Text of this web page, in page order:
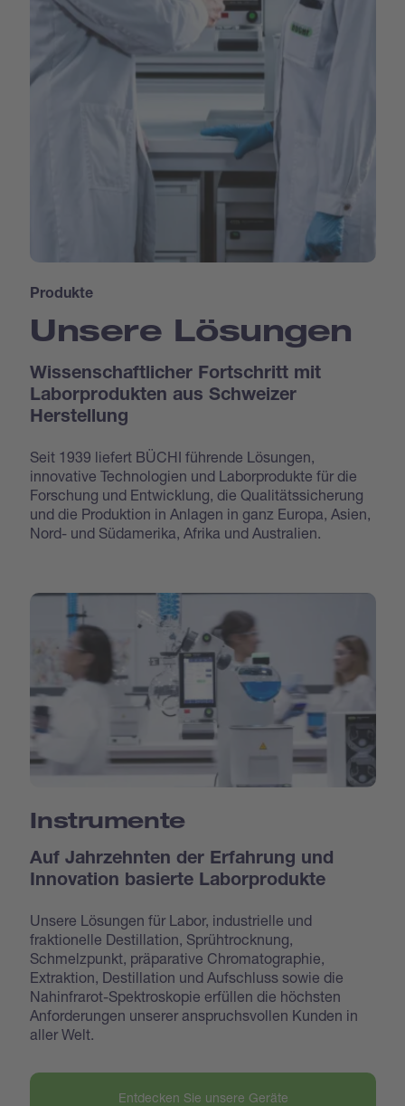
Produkte
Unsere Lösungen
Wissenschaftlicher Fortschritt mit
Laborprodukten aus Schweizer
Herstellung
Seit 1939 liefert BÜCHI führende Lösungen,
innovative Technologien und Laborprodukte für die
Forschung und Entwicklung, die Qualitätssicherung
und die Produktion in Anlagen in ganz Europa, Asien,
Nord- und Südamerika, Afrika und Australien.
Instrumente
Auf Jahrzehnten der Erfahrung und
Innovation basierte Laborprodukte
Unsere Lösungen für Labor, industrielle und
fraktionelle Destillation, Sprühtrocknung,
Schmelzpunkt, präparative Chromatographie,
Extraktion, Destillation und Aufschluss sowie die
Nahinfrarot-Spektroskopie erfüllen die höchsten
Anforderungen unserer anspruchsvollen Kunden in
aller Welt.
Entdecken Sie unsere Geräte